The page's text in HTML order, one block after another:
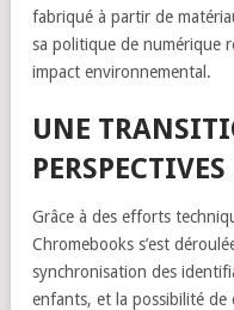
fabriqué à partir de
sa politique de numérique
impact environnemental.
UNE
Grâce à des efforts
Chromebooks s’est
synchronisation des
enfants, et la possibilité de